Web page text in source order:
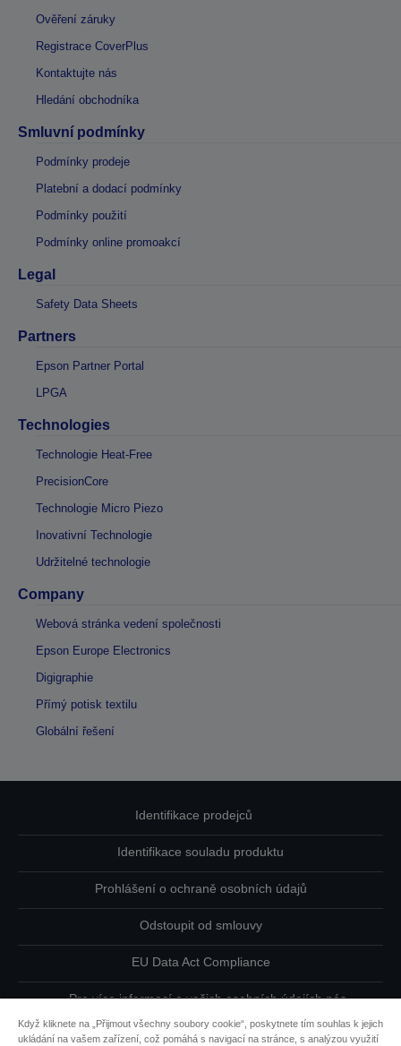
Ověření záruky
Registrace CoverPlus
Kontaktujte nás
Hledání obchodníka
Smluvní podmínky
Podmínky prodeje
Platební a dodací podmínky
Podmínky použití
Podmínky online promoakcí
Legal
Safety Data Sheets
Partners
Epson Partner Portal
LPGA
Technologies
Technologie Heat-Free
PrecisionCore
Technologie Micro Piezo
Inovativní Technologie
Udržitelné technologie
Company
Webová stránka vedení společnosti
Epson Europe Electronics
Digigraphie
Přímý potisk textilu
Globální řešení
Identifikace prodejců
Identifikace souladu produktu
Prohlášení o ochraně osobních údajů
Odstoupit od smlouvy
EU Data Act Compliance
Pro více informací o vašich osobních údajích nás
Když kliknete na „Přijmout všechny soubory cookie“, poskytnete tím souhlas k jejich
ukládání na vašem zařízení, což pomáhá s navigací na stránce, s analýzou využití